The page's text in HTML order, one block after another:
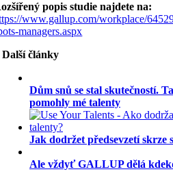
popis studie najdete na:
www.gallup.com/workplace/
managers.aspx
Další články
Dům snů se stal skutečností.
pomohly mé talenty
Jak dodržet předsevzetí skrze
Ale vždyť GALLUP dělá